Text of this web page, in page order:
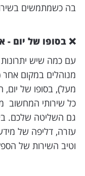
בה כשמתמשים
❌ בסופו של יום
עם כמה שיש
מנוהלים במקום אחר
מעל), בסופו של יום,
כל שירותי המחשוב
גם השליטה שלכם.
עזרה, דליפה של
וטיב השירות של